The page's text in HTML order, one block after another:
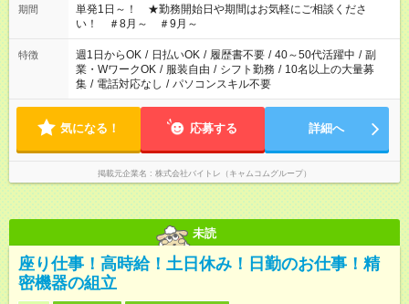
期間
単発1日～！ ★勤務開始日や期間はお気軽にご相談くださ
い！ ＃8月～ ＃9月～
特徴 週1日からOK / 日払いOK / 履歴書不要 / 40～50代活躍中 / 副
業・WワークOK / 服装自由 / シフト勤務 / 10名以上の大量募
集 / 電話対応なし / パソコンスキル不要
気になる！ 応募する 詳細へ
掲載元企業名 株式会社バイトレ（キャムコムグループ）
未読
座り仕事！高時給！土日休み！日勤のお仕事！精
密機器の組立